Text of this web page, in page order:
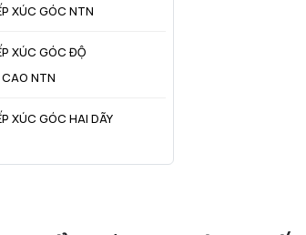
XÚC GÓC NTN
XÚC GÓC ĐỘ
NTN
XÚC GÓC HAI DÃY